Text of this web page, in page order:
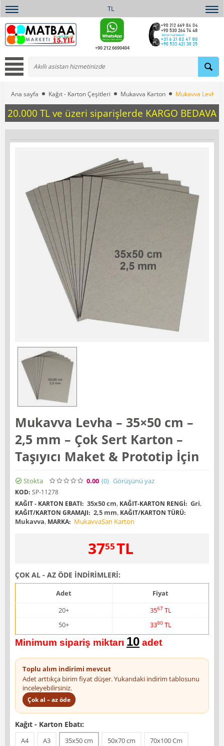
TL
+90 212 6690404
Ana sayfa Kağıt - Karton Çeşitleri Mukavva Karton Mukavva Levha
20.000 TL ve üzeri siparişlerde KARGO BEDAVA
Mukavva Levha – 35×50 cm –
2,5 mm – Çok Sert Karton –
Taşıyıcı Maket & Prototip İçin
Stokta 0.00 (0) Görüşünü yaz
KOD: SP-11278
KAĞIT - KARTON EBATI: 35x50 cm, KAĞIT-KARTON RENGI: Gri,
KAĞIT/KARTON GRAMAJI: 2,5 mm, KAĞIT/KARTON TÜRÜ:
Mukavva, MARKA: MukavvaSan Karton
3755TL
ÇOK AL - AZ ÖDE İNDİRİMLERİ:
Adet
Fiyat
20+
3567TL
50+
3380TL
Minimum sipariş miktarı 10 adet.
Toplu alım indirimi mevcut
Adet arttıkça birim fiyat düşer. Yukarıdaki indirim tablosunu
inceleyebilirsiniz.
Çok al – az öde
Kağıt - Karton Ebatı:
A4 A3 35x50 cm 50x70 cm 70x100 Cm